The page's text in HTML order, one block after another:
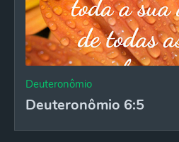
Deuteronômio
Deuteronômio 6:5